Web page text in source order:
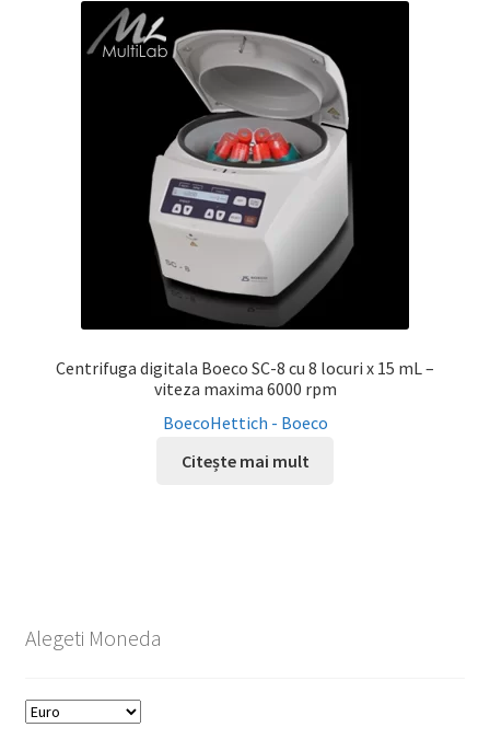
Centrifuga digitala Boeco SC-8 cu 8 locuri x 15 mL –
viteza maxima 6000 rpm
BoecoHettich - Boeco
Citește mai mult
Alegeti Moneda